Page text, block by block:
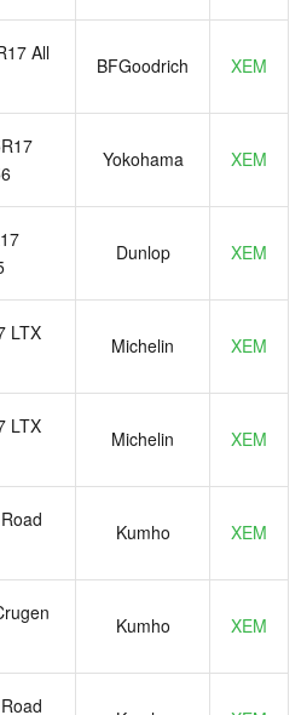
All
BFGoodrich XEM
Yokohama XEM
Dunlop XEM
LTX
Michelin XEM
LTX
Michelin XEM
Kumho XEM
Kumho XEM